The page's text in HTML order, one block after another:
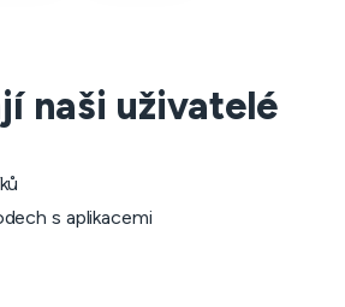
naši uživatelé
s aplikacemi